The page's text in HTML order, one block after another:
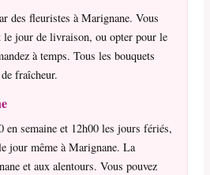
des fleuristes à Marignane. Vous
le jour de livraison, ou opter pour le
à temps. Tous les bouquets
fraîcheur.
en semaine et 12h00 les jours fériés,
jour même à Marignane. La
et aux alentours. Vous pouvez